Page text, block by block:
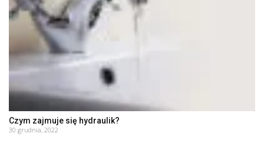
Czym zajmuje się hydraulik?
30 grudnia, 2022